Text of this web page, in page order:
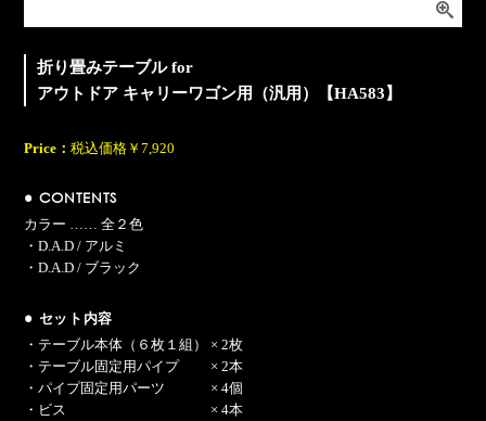
折り畳みテーブル for
アウトドア キャリーワゴン用（汎用）【HA583】
Price：税込価格￥7,920
● CONTENTS
カラー …… 全２色
・D.A.D / アルミ
・D.A.D / ブラック
● セット内容
・テーブル本体（６枚１組） × 2枚
・テーブル固定用パイプ × 2本
・パイプ固定用パーツ × 4個
・ビス × 4本